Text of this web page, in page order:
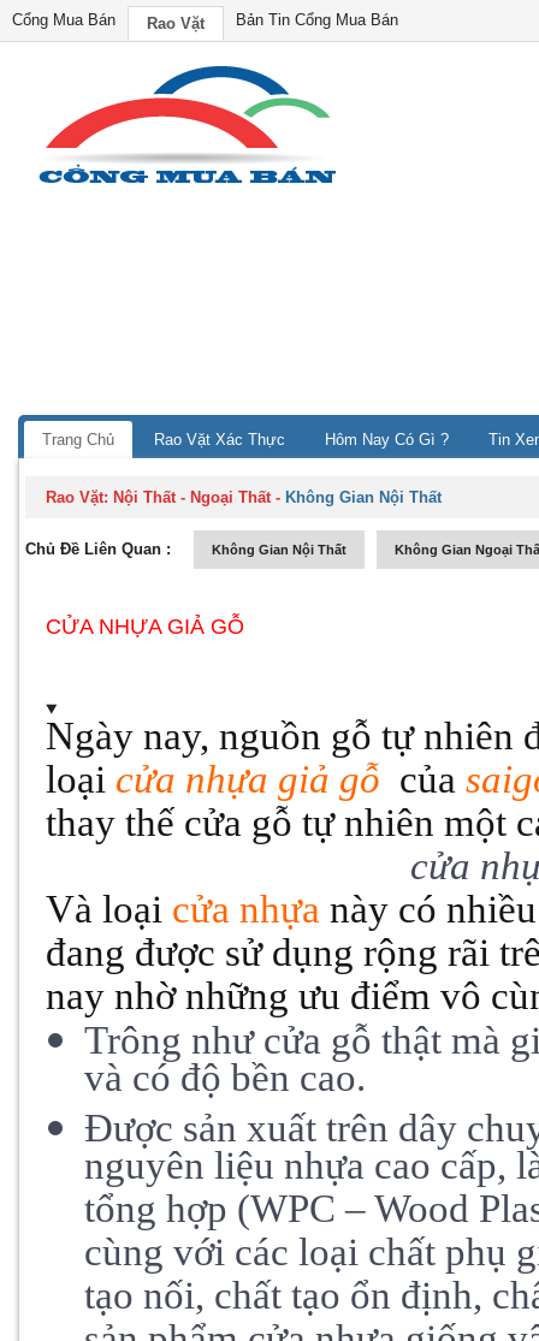
Cổng Mua Bán Rao Vặt Bản Tin Cổng Mua Bán
Trang Chủ Rao Vặt Xác Thực Hôm Nay Có Gì ? Tin
Rao Vặt: Nội Thất - Ngoại Thất- Không Gian Nội Thất
Chủ Đề Liên Quan : Không Gian Nội Thất Không Gian Ngoại
CỬA NHỰA GIẢ GỖ
Ngày nay, nguồn gỗ tự nhiên
loại cửa nhựa giả gỗ của
thay thế cửa gỗ tự nhiên một
cửa
Và loại cửa nhựa này có
đang được sử dụng rộng rãi
nay nhờ những ưu điểm vô
Trông như cửa gỗ thật mà
và có độ bền cao.
Được sản xuất trên dây
nguyên liệu nhựa cao cấp,
tổng hợp (WPC – Wood
cùng với các loại chất phụ
tạo nối, chất tạo ổn định,